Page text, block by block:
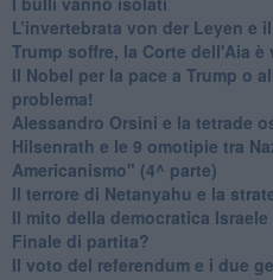
L’invertebrata von der Leyen e
Trump soffre, la Corte dell'Aia è
​Il Nobel per la pace a Trump o
problema!
​Alessandro Orsini e la tetrade
​Hilsenrath e le 9 omotipie tra
Americanismo" (4^ parte)
​Il terrore di Netanyahu e la
Il mito della democratica
​Finale di partita?
​Il voto del referendum e i due